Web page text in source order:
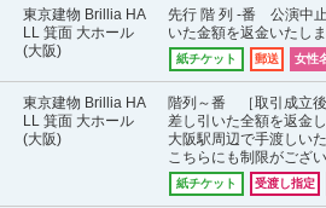
東京建物 Brillia HA
LL 箕面 大ホール
(大阪)
先行 階 列 -番 公演中
いた金額を返金いたしま
紙チケット 郵送 女性
東京建物 Brillia HA
LL 箕面 大ホール
(大阪)
階列～番 ［取引成立
差し引いた全額を返金し
大阪駅周辺で手渡しい
こちらにも制限がござ
紙チケット 受渡し指定